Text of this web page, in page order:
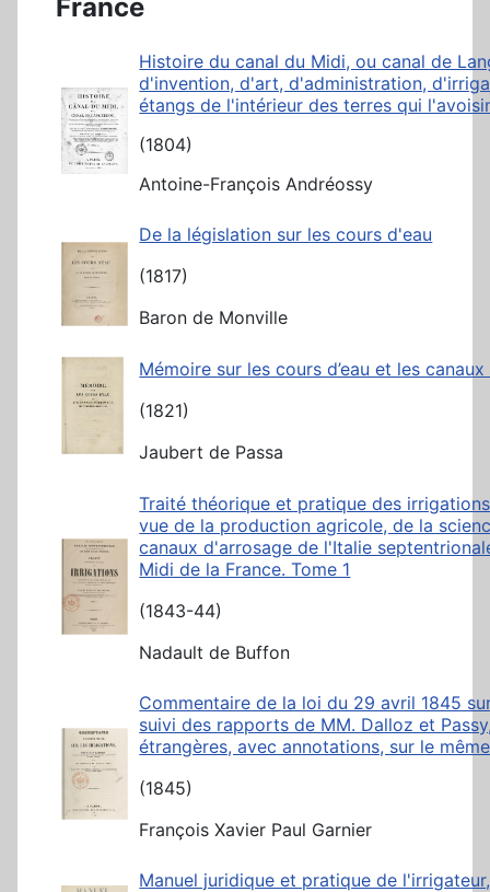
France
Histoire du canal du Midi, ou canal de
d'invention, d'art, d'administration,
étangs de l'intérieur des terres qui
(1804)
Antoine-François Andréossy
De la législation sur les cours d'eau
(1817)
Baron de Monville
Mémoire sur les cours d’eau et les
(1821)
Jaubert de Passa
Traité théorique et pratique des
vue de la production agricole, de la
canaux d'arrosage de l'Italie
Midi de la France. Tome 1
(1843-44)
Nadault de Buffon
Commentaire de la loi du 29 avril 1845
suivi des rapports de MM. Dalloz et
étrangères, avec annotations, sur le
(1845)
François Xavier Paul Garnier
Manuel juridique et pratique de